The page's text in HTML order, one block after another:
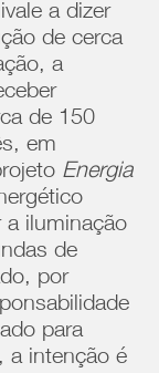
a dizer
de cerca
a
de 150
em
Energia
a iluminação
de
por
para
a intenção é